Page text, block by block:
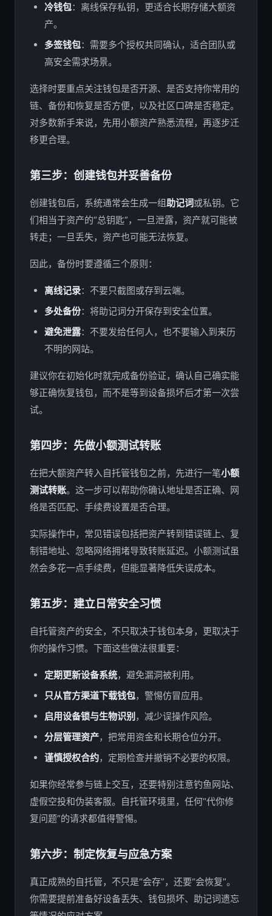
冷钱包：离线保存私钥，更适合长期存储大额资
产。
多签钱包：需要多个授权共同确认，适合团队或
高安全需求场景。
选择时要重点关注钱包是否开源、是否支持你常用的
链、备份和恢复是否方便，以及社区口碑是否稳定。
对多数新手来说，先用小额资产熟悉流程，再逐步迁
移更合理。
第三步：创建钱包并妥善备份
创建钱包后，系统通常会生成一组助记词或私钥。它
们相当于资产的“总钥匙”，一旦泄露，资产就可能被
转走；一旦丢失，资产也可能无法恢复。
因此，备份时要遵循三个原则：
离线记录：不要只截图或存到云端。
多处备份：将助记词分开保存到安全位置。
避免泄露：不要发给任何人，也不要输入到来历
不明的网站。
建议你在初始化时就完成备份验证，确认自己确实能
够正确恢复钱包，而不是等到设备损坏后才第一次尝
试。
第四步：先做小额测试转账
在把大额资产转入自托管钱包之前，先进行一笔小额
测试转账。这一步可以帮助你确认地址是否正确、网
络是否匹配、手续费设置是否合理。
实际操作中，常见错误包括把资产转到错误链上、复
制错地址、忽略网络拥堵导致转账延迟。小额测试虽
然会多花一点手续费，但能显著降低失误成本。
第五步：建立日常安全习惯
自托管资产的安全，不只取决于钱包本身，更取决于
你的操作习惯。下面这些做法很重要：
定期更新设备系统，避免漏洞被利用。
只从官方渠道下载钱包，警惕仿冒应用。
启用设备锁与生物识别 ，减少误操作风险。
分层管理资产，把常用资金和长期仓位分开。
谨慎授权合约，定期检查并撤销不必要的权限。
如果你经常参与链上交互，还要特别注意钓鱼网站、
虚假空投和伪装客服。自托管环境里，任何“代你修
复问题”的请求都值得警惕。
第六步：制定恢复与应急方案
真正成熟的自托管，不只是“会存”，还要“会恢复”。
你需要提前准备好设备丢失、钱包损坏、助记词遗忘